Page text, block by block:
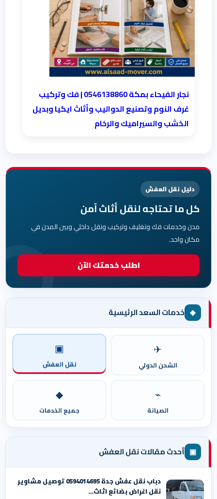
نجار الفيحاء بمكة 0546138860⁩ | فك وتركيب
غرف النوم وتصنيع الدواليب وأثاث ايكيا وبديل
الخشب والسيراميك والرخام
دليل نقل العفش
كل ما تحتاجه لنقل أثاث آمن
مدن وخدمات فك وتغليف وتركيب ونقل داخلي وبين المدن في
مكان واحد.
اطلب خدمتك الآن
◆ خدمات السعد الرئيسية
✈
الشحن الدولي
▣
نقل العفش
⌁
الصيانة
◆
جميع الخدمات
▣ أحدث مقالات نقل العفش
دباب نقل عفش جدة 0594014695 توصيل مشاوير
نقل اغراض بضائع اثاث…